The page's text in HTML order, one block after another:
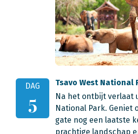
DAG
5
Tsavo West National
Na het ontbijt verlaat
National Park. Geniet
gate nog een laatste
prachtige landschap